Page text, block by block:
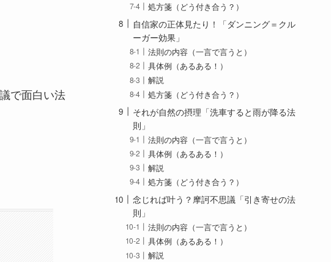
で面白い法
処方箋（どう付き合う？）
自信家の正体見たり！「ダンニング＝クル
ーガー効果」
法則の内容（一言で言うと）
具体例（あるある！）
解説
処方箋（どう付き合う？）
それが自然の摂理「洗車すると雨が降る法
則」
法則の内容（一言で言うと）
具体例（あるある！）
解説
処方箋（どう付き合う？）
念じれば叶う？摩訶不思議「引き寄せの法
則」
法則の内容（一言で言うと）
具体例（あるある！）
解説